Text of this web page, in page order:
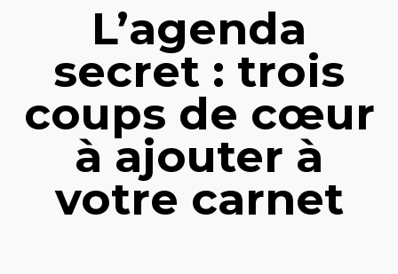
L’agenda
secret : trois
coups de cœur
à ajouter à
votre carnet